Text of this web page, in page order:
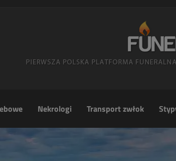
Nekrologi Transport zwłok